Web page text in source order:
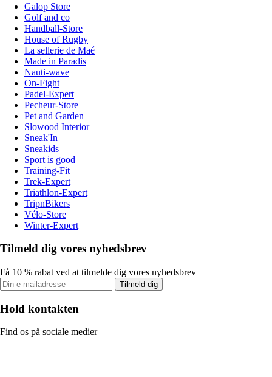
Galop Store
Golf and co
Handball-Store
House of Rugby
La sellerie de Maé
Made in Paradis
Nauti-wave
On-Fight
Padel-Expert
Pecheur-Store
Pet and Garden
Slowood Interior
Sneak'In
Sneakids
Sport is good
Training-Fit
Trek-Expert
Triathlon-Expert
TripnBikers
Vélo-Store
Winter-Expert
Tilmeld dig vores nyhedsbrev
Få 10 % rabat ved at tilmelde dig vores nyhedsbrev
Tilmeld dig
Hold kontakten
Find os på sociale medier